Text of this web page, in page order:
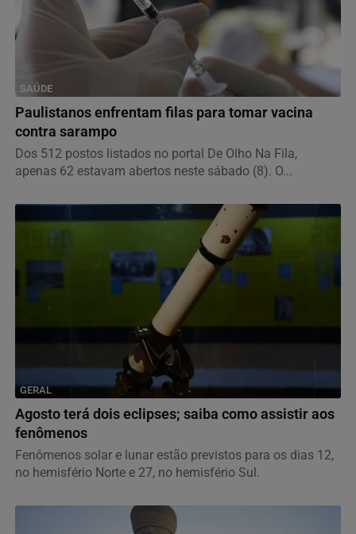
SAÚDE
Paulistanos enfrentam filas para tomar vacina
contra sarampo
Dos 512 postos listados no portal De Olho Na Fila,
apenas 62 estavam abertos neste sábado (8). O...
GERAL
Agosto terá dois eclipses; saiba como assistir aos
fenômenos
Fenômenos solar e lunar estão previstos para os dias 12,
no hemisfério Norte e 27, no hemisfério Sul.